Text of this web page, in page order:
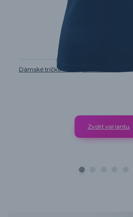
Dámské tričko Intelligent Defender
Zvolit variantu